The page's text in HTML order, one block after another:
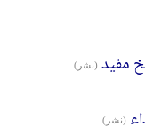
مفید (نشر)
(نشر)